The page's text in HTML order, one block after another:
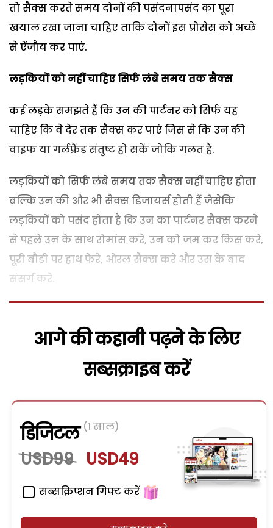
तो सैक्स करते समय दोनों की पसंदनापसंद का पूरा
खयाल रखा जाना चाहिए ताकि दोनों इस प्रोसेस को अच्छे
से ऐंजौय कर पाएं.
लड़कियों को नहीं चाहिए सिर्फ लंबे समय तक सैक्स
कई लड़के समझते हैं कि उन की पार्टनर को सिर्फ यह
चाहिए कि वे देर तक सैक्स कर पाएं जिस से कि उन की
वाइफ या गर्लफ्रैंड संतुष्ट हो सकें जोकि गलत है.
लड़कियों को सिर्फ लंबे समय तक सैक्स नहीं चाहिए होता
बल्कि उन की और भी सैक्स डिजायर्स होती हैं जैसेकि
लड़कियों को पसंद होता है कि उन का पार्टनर सैक्स करने
से पहले उन के साथ रोमांस करे, उन को जम कर किस करे,
पूरी बौडी पर हाथ फेरे, ओरल सैक्स करे और उस के बाद
संसर्ग करे.
आगे की कहानी पढ़ने के लिए
सब्सक्राइब करें
डिजिटल (1 साल)
USD99 USD49
सब्सक्रिप्शन गिफ्ट करें